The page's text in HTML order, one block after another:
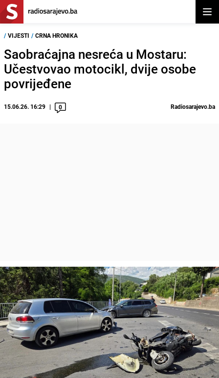
/ VIJESTI / CRNA HRONIKA
Saobraćajna nesreća u Mostaru:
Učestvovao motocikl, dvije osobe
povrijeđene
15.06.26. 16:29 0 Radiosarajevo.ba